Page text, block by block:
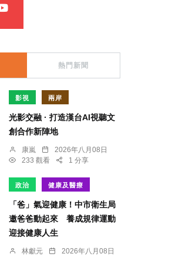
熱門新聞
影視 兩岸
光影交融 · 打造漢台AI視聽文
創合作新陣地
康嵐
2026年八月08日
233 觀看
1 分享
政治 健康及醫療
「爸」氣迎健康！中市衛生局
邀爸爸動起來 養成規律運動
迎接健康人生
林獻元
2026年八月08日